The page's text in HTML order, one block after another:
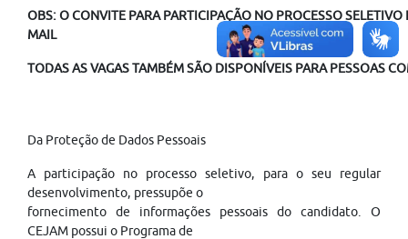
OBS: O CONVITE PARA PARTICIPAÇÃO NO PROCESSO SELETIVO
MAIL
TODAS AS VAGAS TAMBÉM SÃO DISPONÍVEIS PARA PESSOAS
Da Proteção de Dados Pessoais
A participação no processo seletivo, para o seu regular
desenvolvimento, pressupõe o
fornecimento de informações pessoais do candidato. O
CEJAM possui o Programa de